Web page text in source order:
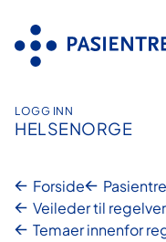
innhold
LOGG INN
HELSENORGE
Forside
Veileder til
Temaer innenfor